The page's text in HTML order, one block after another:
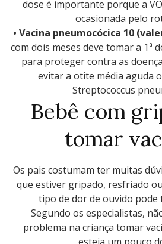
dose é importante porque a
ocasionada pelo
• Vacina pneumocócica 10
com dois meses deve tomar a 1ª
para proteger contra as
evitar a otite média aguda
Streptococcus
Bebê com
tomar
Os pais costumam ter muitas
que estiver gripado, resfriado
tipo de dor de ouvido pode
Segundo os especialistas,
problema na criança tomar
esteja um pouco